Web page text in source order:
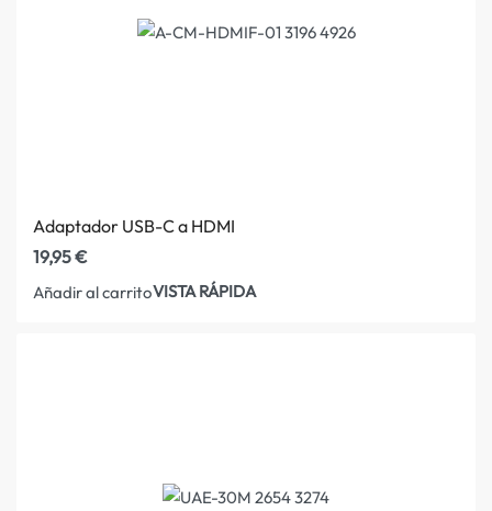
Adaptador USB-C a HDMI
19,95€
Añadir al carritoVISTA RÁPIDA